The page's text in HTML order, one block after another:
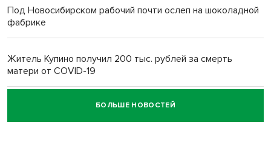
Под Новосибирском рабочий почти ослеп на шоколадной
фабрике
Житель Купино получил 200 тыс. рублей за смерть
матери от COVID-19
Новосибирский суд наказал водителя за смерть
пенсионерки на вокзале
БОЛЬШЕ НОВОСТЕЙ